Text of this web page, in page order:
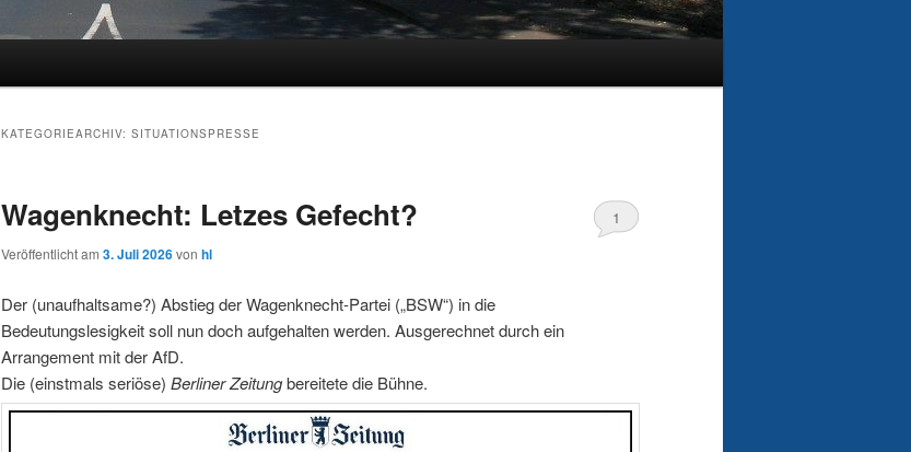
KATEGORIEARCHIV: SITUATIONSPRESSE
Wagenknecht: Letzes Gefecht?
Veröffentlicht am 3. Juli 2026von hl
1
Der (unaufhaltsame?) Abstieg der Wagenknecht-Partei („BSW“) in die
Bedeutungslesigkeit soll nun doch aufgehalten werden. Ausgerechnet durch ein
Arrangement mit der AfD.
Die (einstmals seriöse) Berliner Zeitungbereitete die Bühne.